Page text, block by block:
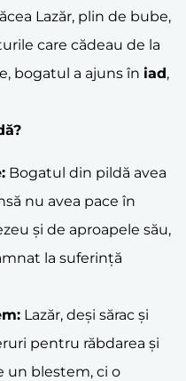
Lazăr, plin de bube,
care cădeau de la
bogatul a ajuns în iad,
Bogatul din pildă avea
nu avea pace în
și de aproapele său,
la suferință
Lazăr, deși sărac și
pentru răbdarea și
un blestem, ci o